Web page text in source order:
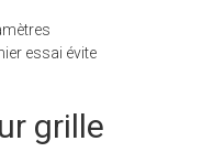
essai évite
grille